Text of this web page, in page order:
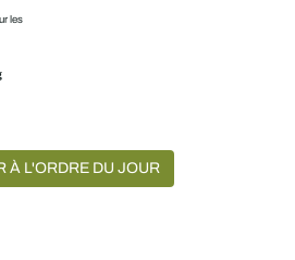
les
À L'ORDRE DU JOUR